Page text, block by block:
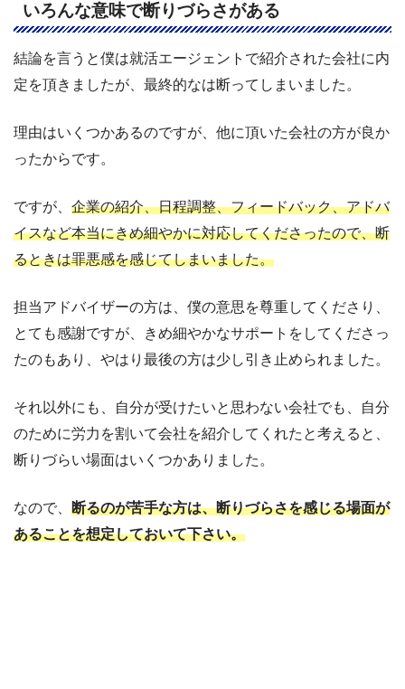
いろんな意味で断りづらさがある
結論を言うと僕は就活エージェントで紹介された会社に内
定を頂きましたが、最終的なは断ってしまいました。
理由はいくつかあるのですが、他に頂いた会社の方が良か
ったからです。
ですが、 企業の紹介、日程調整、フィードバック、アドバ
イスなど本当にきめ細やかに対応してくださったので、断
るときは罪悪感を感じてしまいました。
担当アドバイザーの方は、僕の意思を尊重してくださり、
とても感謝ですが、きめ細やかなサポートをしてくださっ
たのもあり、やはり最後の方は少し引き止められました。
それ以外にも、自分が受けたいと思わない会社でも、自分
のために労力を割いて会社を紹介してくれたと考えると、
断りづらい場面はいくつかありました。
なので、 断るのが苦手な方は、断りづらさを感じる場面が
あることを想定しておいて下さい。